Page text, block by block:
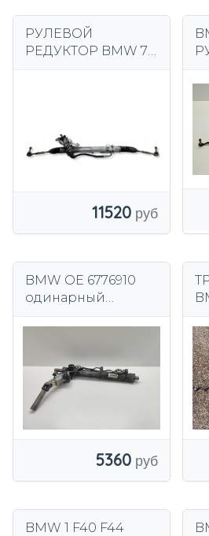
РУЛЕВОЙ
РЕДУКТОР BMW 7
11520
BMW OE 6776910
одинарный
5360
BMW 1 F40 F44